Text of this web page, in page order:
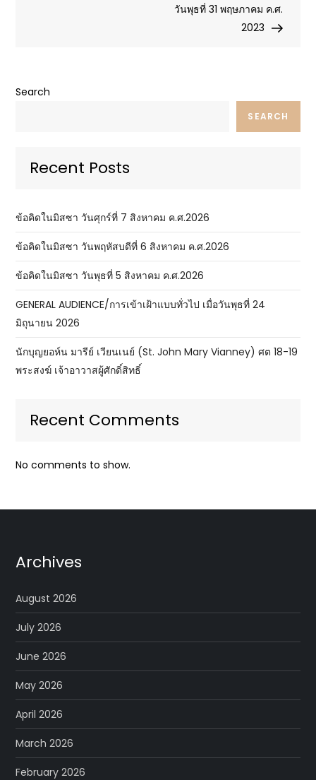
วันพุธที่ 31 พฤษภาคม ค.ศ.
2023
Search
SEARCH
Recent Posts
ข้อคิดในมิสซา วันศุกร์ที่ 7 สิงหาคม ค.ศ.2026
ข้อคิดในมิสซา วันพฤหัสบดีที่ 6 สิงหาคม ค.ศ.2026
ข้อคิดในมิสซา วันพุธที่ 5 สิงหาคม ค.ศ.2026
GENERAL AUDIENCE/การเข้าเฝ้าแบบทั่วไป เมื่อวันพุธที่ 24
มิถุนายน 2026
นักบุญยอห์น มารีย์ เวียนเนย์ (St. John Mary Vianney) ศต 18-19
พระสงฆ์ เจ้าอาวาสผู้ศักดิ์สิทธิ์
Recent Comments
No comments to show.
Archives
August 2026
July 2026
June 2026
May 2026
April 2026
March 2026
February 2026